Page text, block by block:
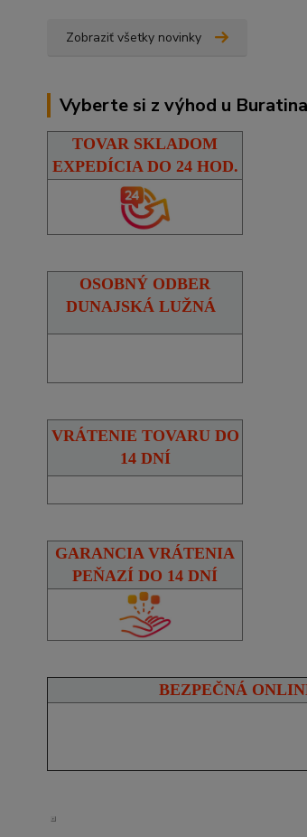
Zobraziť všetky novinky
Vyberte si z výhod u Buratina
TOVAR SKLADOM
EXPEDÍCIA DO 24 HOD.
OSOBNÝ ODBER
DUNAJSKÁ LUŽNÁ
VRÁTENIE TOVARU DO
14 DNÍ
GARANCIA VRÁTENIA
PEŇAZÍ DO 14 DNÍ
BEZPEČNÁ